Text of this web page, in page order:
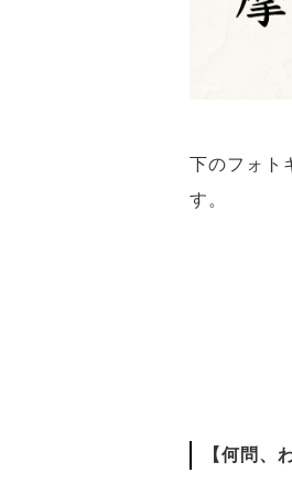
下のフォト
す。
【何問、